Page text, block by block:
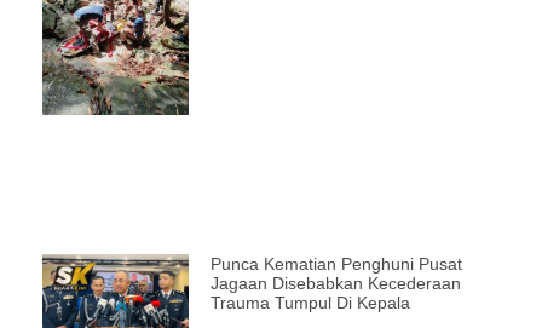
Punca Kematian Penghuni Pusat
Jagaan Disebabkan Kecederaan
Trauma Tumpul Di Kepala